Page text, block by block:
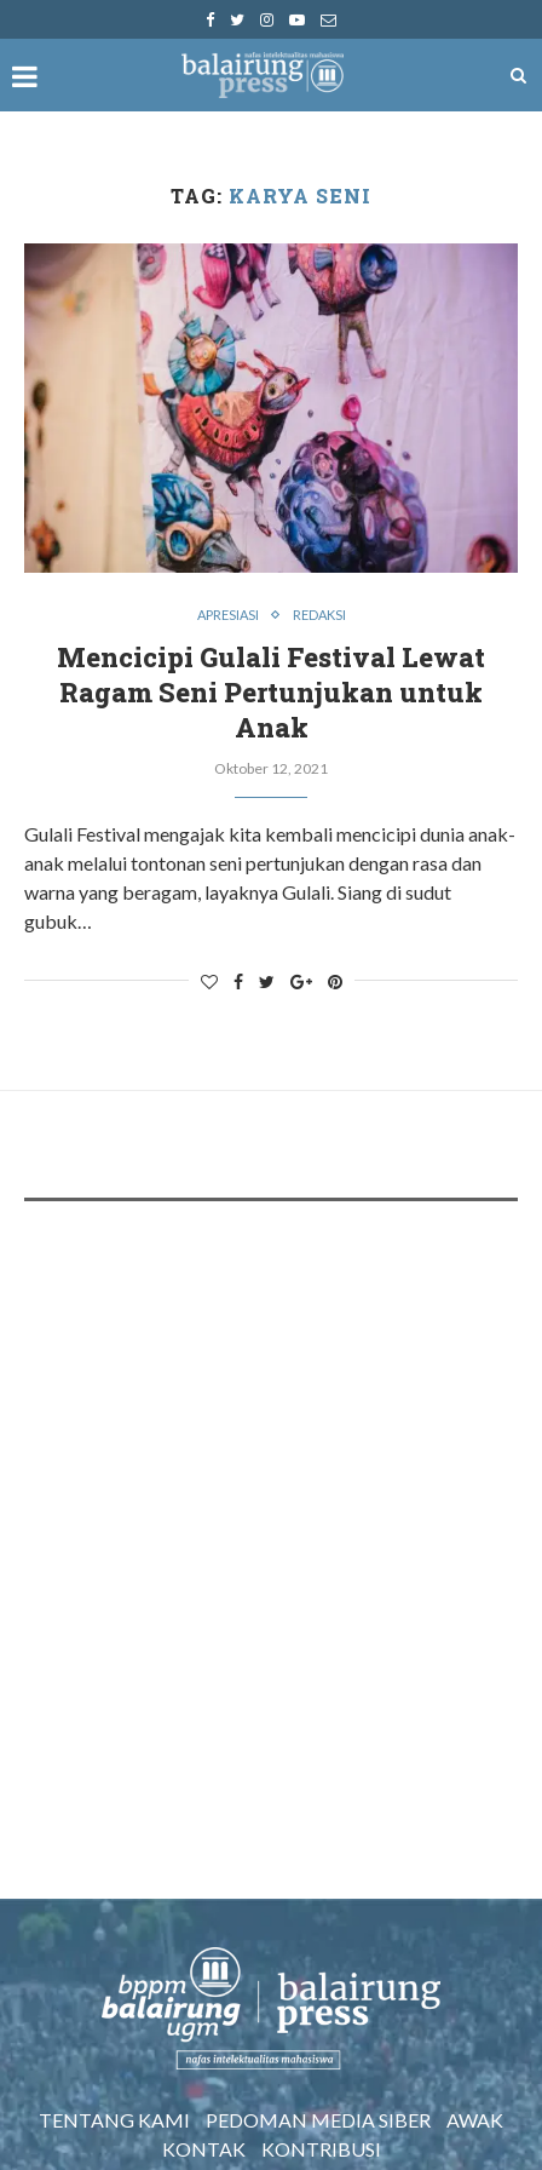
TAG: KARYA SENI
APRESIASI REDAKSI
Mencicipi Gulali Festival Lewat
Ragam Seni Pertunjukan untuk
Anak
Oktober 12, 2021
Gulali Festival mengajak kita kembali mencicipi dunia anak-
anak melalui tontonan seni pertunjukan dengan rasa dan
warna yang beragam, layaknya Gulali. Siang di sudut
gubuk…
TENTANG KAMI PEDOMAN MEDIA SIBER
AWAK
KONTAK
KONTRIBUSI